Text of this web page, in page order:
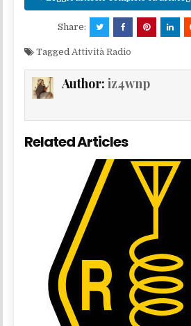
Share:
TaggedAttività Radio
Author:iz4wnp
Related Articles